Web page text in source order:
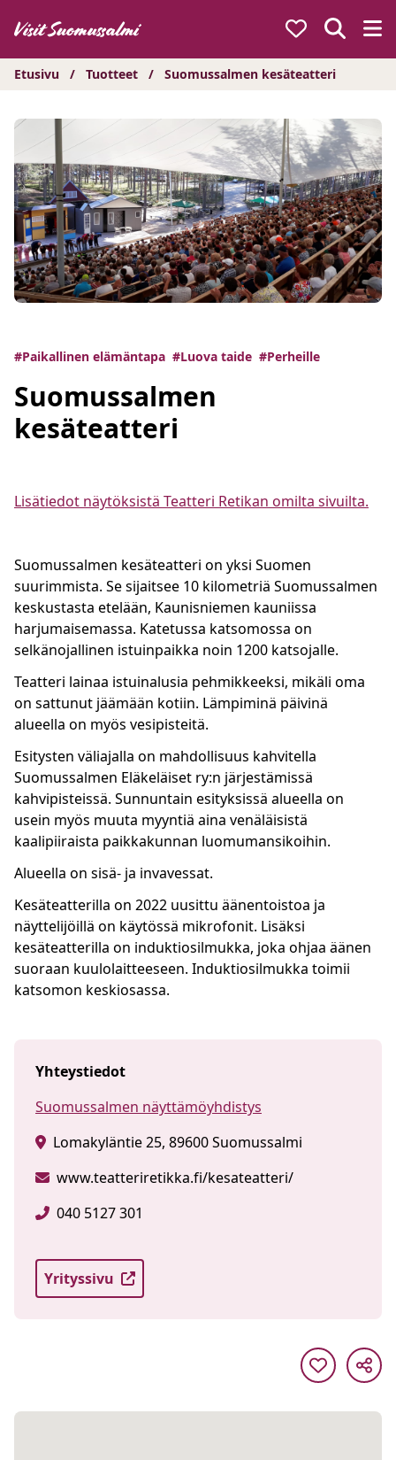
sisältöön
Etusivu / Tuotteet / Suomussalmen kesäteatteri
#Paikallinen elämäntapa #Luova taide #Perheille
Suomussalmen
kesäteatteri
Lisätiedot näytöksistä Teatteri Retikan omilta sivuilta.
Suomussalmen kesäteatteri on yksi Suomen
suurimmista. Se sijaitsee 10 kilometriä Suomussalmen
keskustasta etelään, Kaunisniemen kauniissa
harjumaisemassa. Katetussa katsomossa on
selkänojallinen istuinpaikka noin 1200 katsojalle.
Teatteri lainaa istuinalusia pehmikkeeksi, mikäli oma
on sattunut jäämään kotiin. Lämpiminä päivinä
alueella on myös vesipisteitä.
Esitysten väliajalla on mahdollisuus kahvitella
Suomussalmen Eläkeläiset ry:n järjestämissä
kahvipisteissä. Sunnuntain esityksissä alueella on
usein myös muuta myyntiä aina venäläisistä
kaalipiiraista paikkakunnan luomumansikoihin.
Alueella on sisä- ja invavessat.
Kesäteatterilla on 2022 uusittu äänentoistoa ja
näyttelijöillä on käytössä mikrofonit. Lisäksi
kesäteatterilla on induktiosilmukka, joka ohjaa äänen
suoraan kuulolaitteeseen. Induktiosilmukka toimii
katsomon keskiosassa.
Yhteystiedot
Suomussalmen näyttämöyhdistys
Lomakyläntie 25, 89600 Suomussalmi
www.teatteriretikka.fi/kesateatteri/
040 5127 301
Yrityssivu